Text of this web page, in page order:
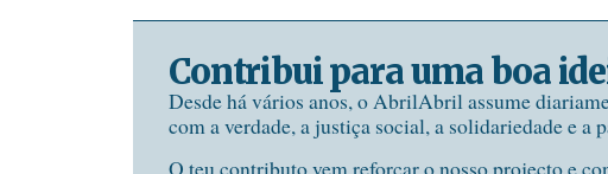
Contribui para uma boa
Desde há vários anos, o AbrilAbril assume
com a verdade, a justiça social, a solidariedade e a
O teu contributo vem reforçar o nosso projecto e